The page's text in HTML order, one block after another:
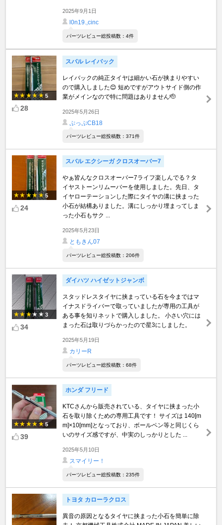
2025年9月1日
l0n19.,cinc
パーツレビュー総投稿数：4件
5
28
スバル レイバック
レイバックの純正タイヤは細かい石が挟まりやすい
ので購入しました😊 短めですがアウトサイド側の作
業がメインなので特に問題はありません🫡
2025年5月26日
ぷっぷCB18
パーツレビュー総投稿数：371件
5
24
スバル エクシーガ クロスオーバー7
やぁ皆んなクロスオーバー7ライフ楽しんでる？タ
イヤストーンリムーバーを使用しました。先日、タ
イヤローテーションした際にタイヤの溝に挟まった
小石が結構ありました。溝にしっかり埋まってしま
った小石もサク ...
2025年5月23日
ともきん07
パーツレビュー総投稿数：206件
3
34
ダイハツ ハイゼットジャンボ
スタッドレスタイヤに挟まっている石を今まではマ
イナスドライバーで取っていましたが専用の工具が
ある事を知りネットで購入しました。 小さい穴には
まった石は取りづらかったので星3にしました。
2025年5月19日
カリーR
パーツレビュー総投稿数：68件
5
39
ホンダ フリード
KTCさんから販売されている、タイヤに挟まった小
石を取り除くための専用工具です！ サイズは 140[m
m]×10[mm]となっており、ボールペン等と同じくら
いのサイズ感ですが、中実のしっかりとした ...
2025年5月10日
スマイリー！
パーツレビュー総投稿数：235件
トヨタ カローラクロス
異音の原因となるタイヤに挟まった小石を簡単に除